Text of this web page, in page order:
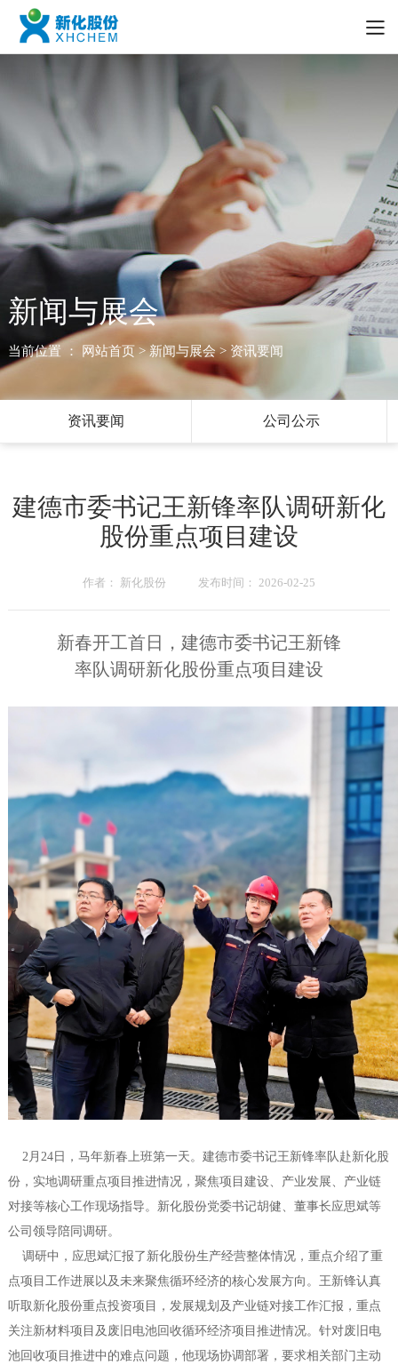
新闻与展会
当前位置 ： 网站首页> 新闻与展会 > 资讯要闻
资讯要闻 公司公示
建德市委书记王新锋率队调研新化
股份重点项目建设
作者： 新化股份 发布时间： 2026-02-25
新春开工首日，建德市委书记王新锋
率队调研新化股份重点项目建设
2月24日，马年新春上班第一天。建德市委书记王新锋率队赴新化股
份，实地调研重点项目推进情况，聚焦项目建设、产业发展、产业链
对接等核心工作现场指导。新化股份党委书记胡健、董事长应思斌等
公司领导陪同调研。
调研中，应思斌汇报了新化股份生产经营整体情况，重点介绍了重
点项目工作进展以及未来聚焦循环经济的核心发展方向。王新锋认真
听取新化股份重点投资项目，发展规划及产业链对接工作汇报，重点
关注新材料项目及废旧电池回收循环经济项目推进情况。针对废旧电
池回收项目推进中的难点问题，他现场协调部署，要求相关部门主动
在 调研现 ，新化 股份 党委 书记胡